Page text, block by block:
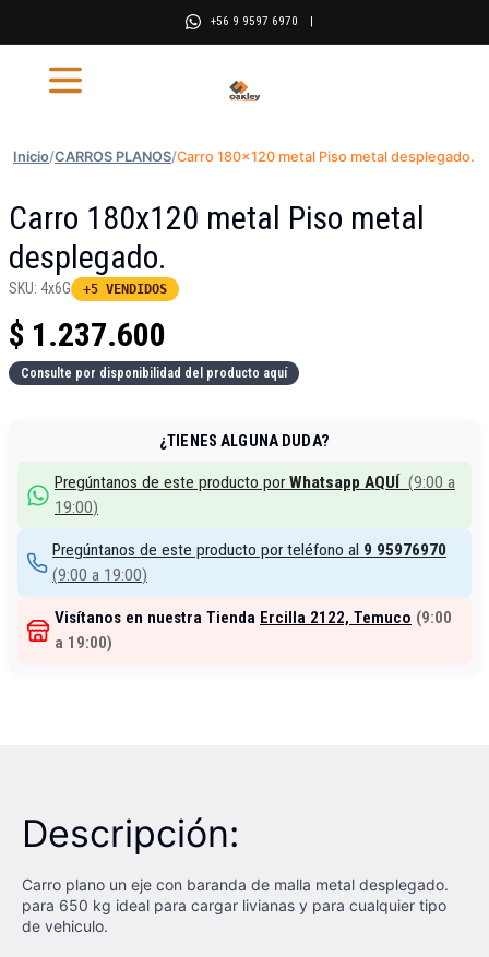
+56 9 9597 6970 |
Inicio/CARROS PLANOS/Carro 180x120 metal Piso metal desplegado.
Carro 180x120 metal Piso metal
desplegado.
SKU: 4x6G +5 VENDIDOS
$ 1.237.600
Consulte por disponibilidad del producto aquí
¿TIENES ALGUNA DUDA?
Pregúntanos de este producto porWhatsapp AQUÍ (9:00 a
19:00)
Pregúntanos de este producto por teléfono al 9 95976970
(9:00 a 19:00)
Visítanos en nuestra Tienda Ercilla 2122, Temuco (9:00
a 19:00)
Descripción:
Carro plano un eje con baranda de malla metal desplegado.
para 650 kg ideal para cargar livianas y para cualquier tipo
de vehiculo.